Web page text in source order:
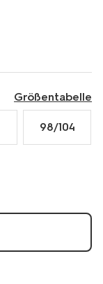
Größentabelle
98/104